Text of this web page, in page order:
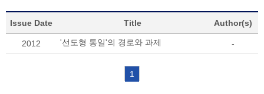
Issue Date Title Author(s)
2012 '선도형 통일'의 경로와 과제 -
1